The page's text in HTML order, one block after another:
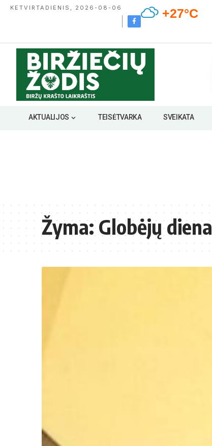
KETVIRTADIENIS, 2026-08-06 +27°C
AKTUALIJOS TEISĖTVARKA SVEIKATA
Žyma:Globėjų diena